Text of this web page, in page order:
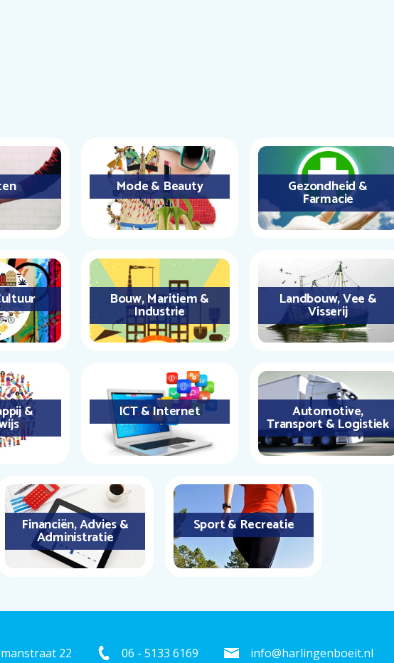
Mode & Beauty Gezondheid &
Farmacie
Bouw, Maritiem &
Industrie
Landbouw, Vee &
Visserij
& ICT & Internet Automotive,
Transport & Logistiek
Financiën, Advies &
Administratie
Sport & Recreatie
22
06 - 5133 6169 info@harlingenboeit.nl